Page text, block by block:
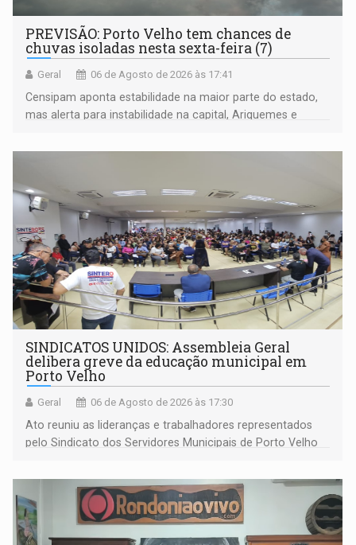
PREVISÃO: Porto Velho tem chances de
chuvas isoladas nesta sexta-feira (7)
Geral 06 de Agosto de 2026 às 17:41
Censipam aponta estabilidade na maior parte do estado,
mas alerta para instabilidade na capital, Ariquemes e
SINDICATOS UNIDOS: Assembleia Geral
delibera greve da educação municipal em
Porto Velho
Geral 06 de Agosto de 2026 às 17:30
Ato reuniu as lideranças e trabalhadores representados
pelo Sindicato dos Servidores Municipais de Porto Velho